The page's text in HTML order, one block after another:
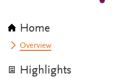
Home
Overview
Highlights